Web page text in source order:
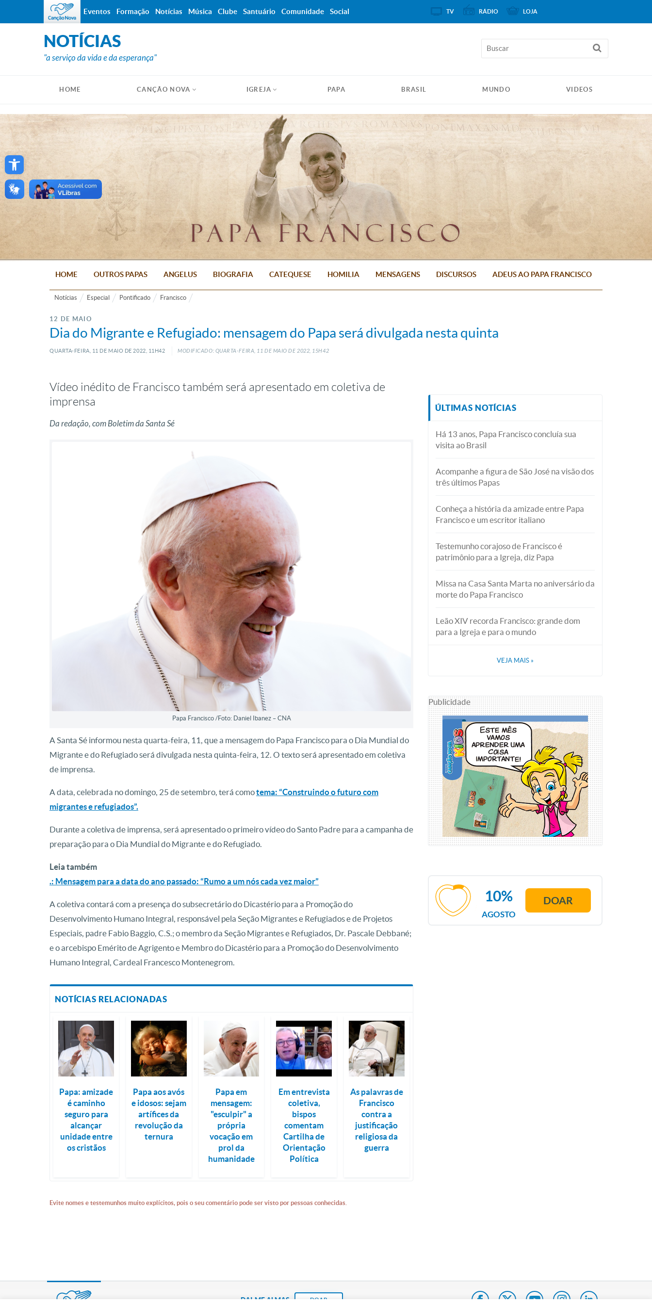
Open toolbar
NOTÍCIAS
"a serviço da vida e da esperança"
HOME CANÇÃO NOVA IGREJA PAPA BRASIL MUNDO VIDEOS
HOME OUTROS PAPAS ANGELUS BIOGRAFIA CATEQUESE HOMILIA MENSAGENS DISCURSOS ADEUS AO PAPA FRANCISCO
Notícias Especial Pontificado Francisco
12 DE MAIO
Dia do Migrante e Refugiado: mensagem do Papa será divulgada nesta quinta
QUARTA-FEIRA, 11 DE MAIO DE 2022, 11H42 MODIFICADO: QUARTA-FEIRA, 11 DE MAIO DE2022, 15H42
Vídeo inédito de Francisco também será apresentado em coletiva de
imprensa
Da redação, com Boletim da Santa Sé
Papa Francisco /Foto: Daniel Ibanez – CNA
A Santa Sé informou nesta quarta-feira, 11, que a mensagem do Papa Francisco para o Dia Mundial do
Migrante e do Refugiado será divulgada nesta quinta-feira, 12. O texto será apresentado em coletiva
de imprensa.
A data, celebrada no domingo, 25 de setembro, terá comotema: “Construindo o futuro com
migrantes e refugiados”.
Durante a coletiva de imprensa, será apresentado o primeiro vídeo do Santo Padre para a campanha de
preparação para o Dia Mundial do Migrante e do Refugiado.
Leia também
.: Mensagem para a data do ano passado: “Rumo a um nós cada vez maior”
A coletiva contará com a presença do subsecretário do Dicastério para a Promoção do
Desenvolvimento Humano Integral, responsável pela Seção Migrantes e Refugiados e de Projetos
Especiais, padre Fabio Baggio, C.S.; o membro da Seção Migrantes e Refugiados, Dr. Pascale Debbané;
e o arcebispo Emérito de Agrigento e Membro do Dicastério para a Promoção do Desenvolvimento
Humano Integral, Cardeal Francesco Montenegrom.
NOTÍCIAS RELACIONADAS
Papa: amizade
é caminho
seguro para
alcançar
unidade entre
os cristãos
Papa aos avós
e idosos: sejam
artífices da
revolução da
ternura
Papa em
mensagem:
"esculpir" a
própria
vocação em
prol da
humanidade
Em entrevista
coletiva,
bispos
comentam
Cartilha de
Orientação
Política
As palavras de
Francisco
contra a
justificação
religiosa da
guerra
Evite nomes e testemunhos muito explícitos, pois o seu comentário pode ser visto por pessoas conhecidas.
ÚLTIMAS NOTÍCIAS
Há 13 anos, Papa Francisco concluía sua
visita ao Brasil
Acompanhe a figura de São José na visão dos
três últimos Papas
Conheça a história da amizade entre Papa
Francisco e um escritor italiano
Testemunho corajoso de Francisco é
patrimônio para a Igreja, diz Papa
Missa na Casa Santa Marta no aniversário da
morte do Papa Francisco
Leão XIV recorda Francisco: grande dom
para a Igreja e para o mundo
VEJA MAIS »
Publicidade
AGOSTO
10% DOAR
Eventos Formação Notícias Música Clube Santuário Comunidade Social TV RÁDIO LOJA
DAI-ME ALMAS DOAR